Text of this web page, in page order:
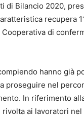
di Bilancio 2020,
recupera
di
hanno già
proseguire nel
In riferimento
ai lavoratori